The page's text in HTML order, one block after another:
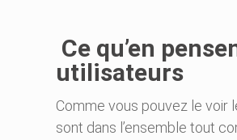
Ce qu’en
utilisateurs
Comme vous pouvez le voir
sont dans l’ensemble tout